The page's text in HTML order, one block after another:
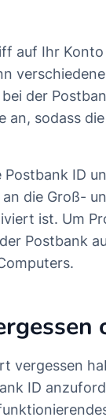
auf Ihr
der
sodass
Postbank ID
die Groß-
ist. Um
Postbank
vergessen
ID